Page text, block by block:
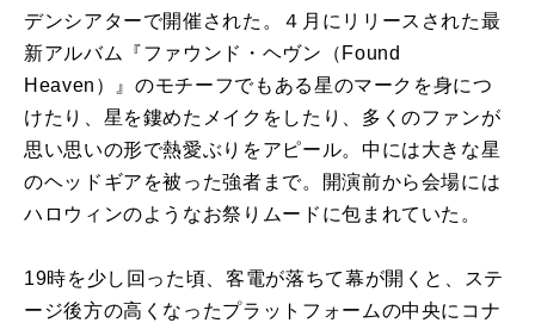
デンシアターで開催された。４月にリリースされた最
新アルバム『ファウンド・ヘヴン（Found
Heaven）』のモチーフでもある星のマークを身につ
けたり、星を鏤めたメイクをしたり、多くのファンが
思い思いの形で熱愛ぶりをアピール。中には大きな星
のヘッドギアを被った強者まで。開演前から会場には
ハロウィンのようなお祭りムードに包まれていた。
19時を少し回った頃、客電が落ちて幕が開くと、ステ
ージ後方の高くなったプラットフォームの中央にコナ